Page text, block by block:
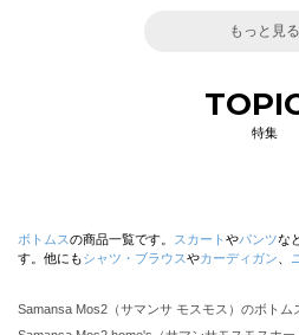
もっと見る
特集
ボトムスの商品一覧です。 スカート やパンツな
す。他にもシャツ・ブラウスやカーディガン
Samansa Mos2（サマンサ モスモス）のボトム